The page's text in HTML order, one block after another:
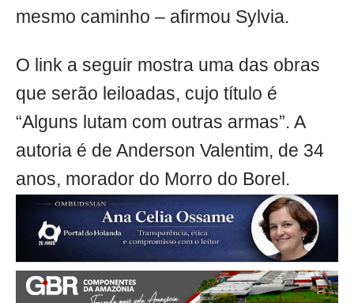
mesmo caminho – afirmou Sylvia.
O link a seguir mostra uma das obras
que serão leiloadas, cujo título é
“Alguns lutam com outras armas”. A
autoria é de Anderson Valentim, de 34
anos, morador do Morro do Borel.